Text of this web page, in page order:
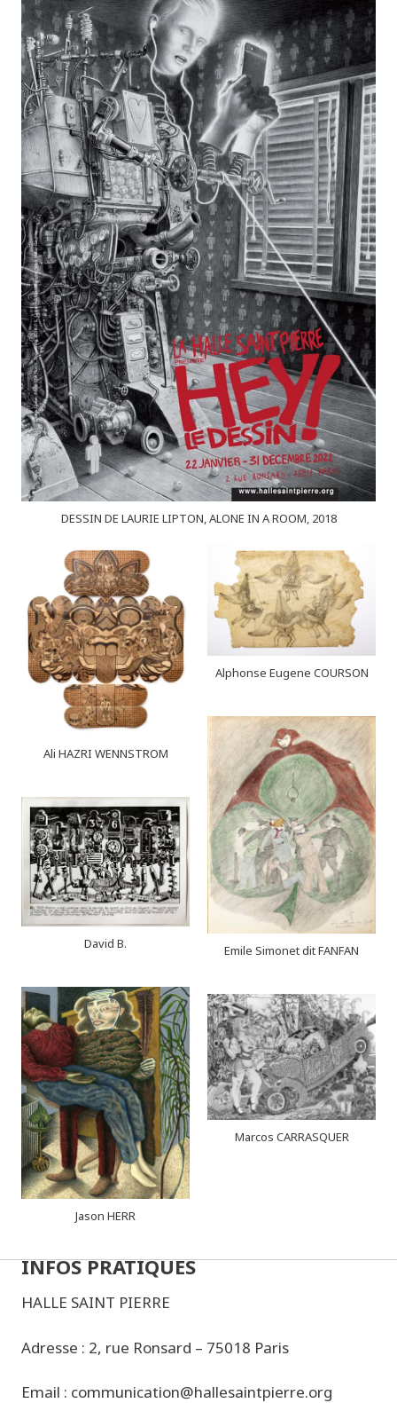
DESSIN DE LAURIE LIPTON, ALONE IN A ROOM, 2018
Ali HAZRI WENNSTROM
David B.
Jason HERR
Alphonse Eugene COURSON
Emile Simonet dit FANFAN
Marcos CARRASQUER
INFOS PRATIQUES
HALLE SAINT PIERRE
Adresse : 2, rue Ronsard – 75018 Paris
Email : communication@hallesaintpierre.org